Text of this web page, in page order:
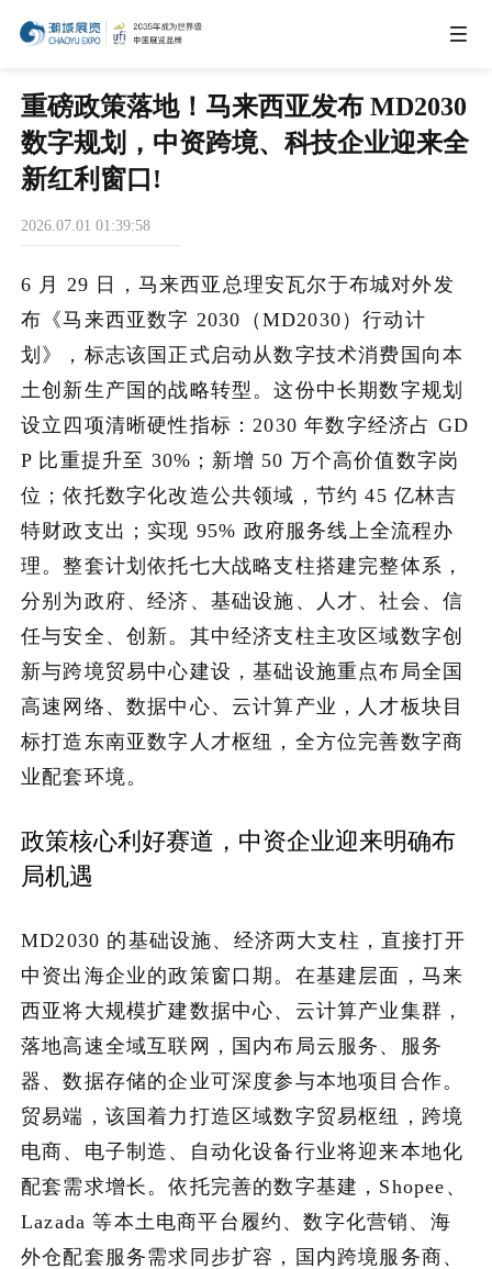
IEAE
IBTE
CHWE
AIE
商务合作
关于我们
加入潮域
重磅政策落地！马来西亚发布 MD2030
数字规划，中资跨境、科技企业迎来全
新红利窗口!
2026.07.01 01:39:58
6 月 29 日，马来西亚总理安瓦尔于布城对外发
布《马来西亚数字 2030（MD2030）行动计
划》，标志该国正式启动从数字技术消费国向本
土创新生产国的战略转型。这份中长期数字规划
设立四项清晰硬性指标：2030 年数字经济占 GD
P 比重提升至 30%；新增 50 万个高价值数字岗
位；依托数字化改造公共领域，节约 45 亿林吉
特财政支出；实现 95% 政府服务线上全流程办
理。整套计划依托七大战略支柱搭建完整体系，
分别为政府、经济、基础设施、人才、社会、信
任与安全、创新。其中经济支柱主攻区域数字创
新与跨境贸易中心建设，基础设施重点布局全国
高速网络、数据中心、云计算产业，人才板块目
标打造东南亚数字人才枢纽，全方位完善数字商
业配套环境。
政策核心利好赛道，中资企业迎来明确布
局机遇
MD2030 的基础设施、经济两大支柱，直接打开
中资出海企业的政策窗口期。在基建层面，马来
西亚将大规模扩建数据中心、云计算产业集群，
落地高速全域互联网，国内布局云服务、服务
器、数据存储的企业可深度参与本地项目合作。
贸易端，该国着力打造区域数字贸易枢纽，跨境
电商、电子制造、自动化设备行业将迎来本地化
配套需求增长。依托完善的数字基建，Shopee、
Lazada 等本土电商平台履约、数字化营销、海
外仓配套服务需求同步扩容，国内跨境服务商、